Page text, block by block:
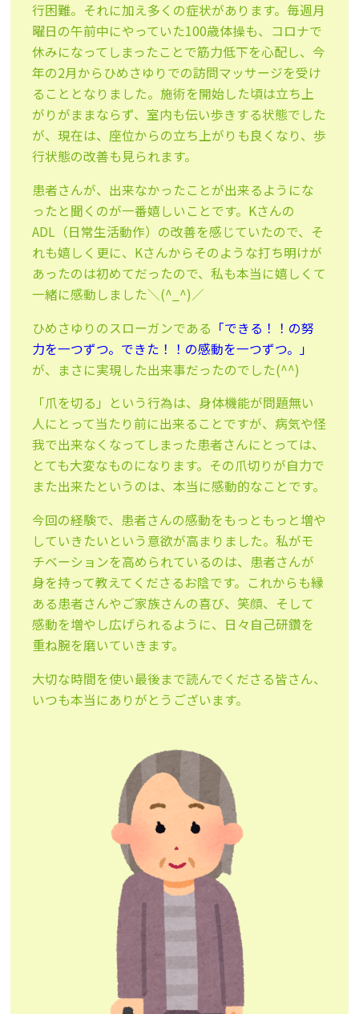
行困難。それに加え多くの症状があります。毎週月
曜日の午前中にやっていた100歳体操も、コロナで
休みになってしまったことで筋力低下を心配し、今
年の2月からひめさゆりでの訪問マッサージを受け
ることとなりました。施術を開始した頃は立ち上
がりがままならず、室内も伝い歩きする状態でした
が、現在は、座位からの立ち上がりも良くなり、歩
行状態の改善も見られます。
患者さんが、出来なかったことが出来るようにな
ったと聞くのが一番嬉しいことです。Kさんの
ADL（日常生活動作）の改善を感じていたので、そ
れも嬉しく更に、Kさんからそのような打ち明けが
あったのは初めてだったので、私も本当に嬉しくて
一緒に感動しました＼(^_^)／
ひめさゆりのスローガンである 「できる！！の努
力を一つずつ。できた！！の感動を一つずつ。」
が、まさに実現した出来事だったのでした(^^)
「爪を切る」という行為は、身体機能が問題無い
人にとって当たり前に出来ることですが、病気や怪
我で出来なくなってしまった患者さんにとっては、
とても大変なものになります。その爪切りが自力で
また出来たというのは、本当に感動的なことです。
今回の経験で、患者さんの感動をもっともっと増や
していきたいという意欲が高まりました。私がモ
チベーションを高められているのは、患者さんが
身を持って教えてくださるお陰です。これからも縁
ある患者さんやご家族さんの喜び、笑顔、そして
感動を増やし広げられるように、日々自己研鑽を
重ね腕を磨いていきます。
大切な時間を使い最後まで読んでくださる皆さん、
いつも本当にありがとうございます。